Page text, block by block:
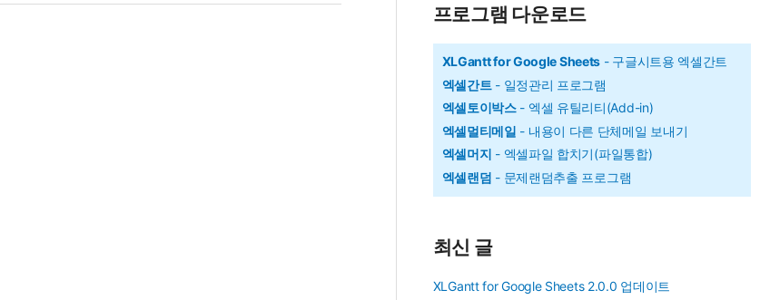
리
프로그램 다운로드
XLGantt for Google Sheets - 구글시트용 엑셀간트
엑셀간트- 일정관리 프로그램
엑셀토이박스- 엑셀 유틸리티(Add-in)
엑셀멀티메일 - 내용이 다른 단체메일 보내기
엑셀머지 - 엑셀파일 합치기(파일통합)
엑셀랜덤 - 문제랜덤추출 프로그램
최신 글
XLGantt for Google Sheets 2.0.0 업데이트